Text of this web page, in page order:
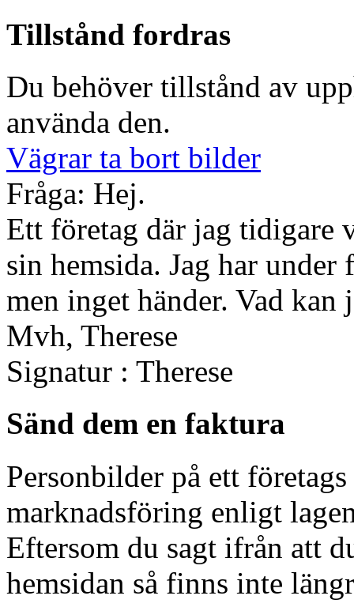
Tillstånd fordras
Du behöver tillstånd av
använda den.
Vägrar ta bort bilder
Fråga: Hej.
Ett företag där jag tidigare
sin hemsida. Jag har under
men inget händer. Vad kan
Mvh, Therese
Signatur : Therese
Sänd dem en faktura
Personbilder på ett
marknadsföring enligt
Eftersom du sagt ifrån att
hemsidan så finns inte